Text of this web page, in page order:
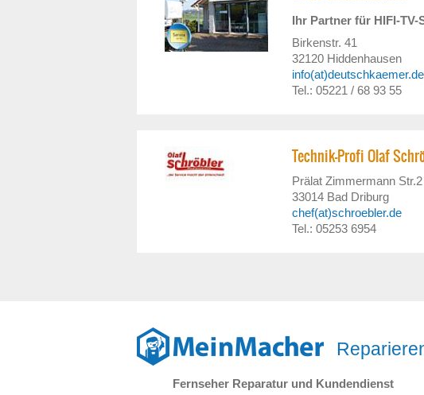
Ihr Partner für HIFI-TV-
Birkenstr. 41
32120 Hiddenhausen
info(at)deutschkaemer.de
Tel.: 05221 / 68 93 55
Technik-Profi Olaf
Prälat Zimmermann Str.2
33014 Bad Driburg
chef(at)schroebler.de
Tel.: 05253 6954
Fernseher Reparatur und Kundendienst